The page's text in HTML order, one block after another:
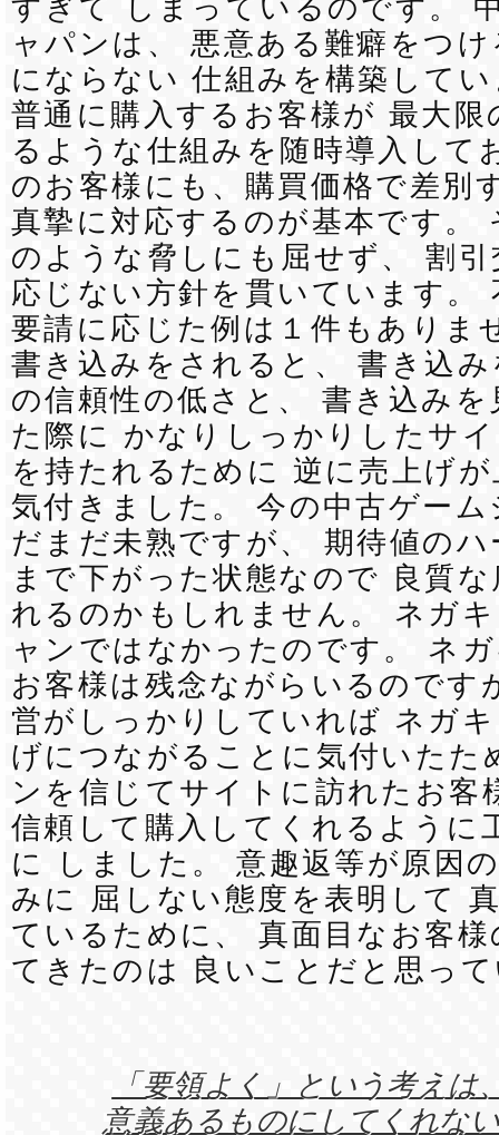
すぎて しまっているのです。
ャパンは、 悪意ある難癖をつ
にならない 仕組みを構築して
普通に購入するお客様が 最大限
るような仕組みを随時導入して
のお客様にも、購買価格で差別
真摯に対応するのが基本です。
のような脅しにも屈せず、 割
応じない方針を貫いています。
要請に応じた例は１件もありま
書き込みをされると、 書き込
の信頼性の低さと、 書き込み
た際に かなりしっかりしたサ
を持たれるために 逆に売上げ
気付きました。 今の中古ゲー
だまだ未熟ですが、 期待値の
まで下がった状態なので 良質
れるのかもしれません。 ネガ
ャンではなかったのです。 ネ
お客様は残念ながらいるのです
営がしっかりしていれば ネガ
げにつながることに気付いたた
ンを信じてサイトに訪れたお客
信頼して購入してくれるように
に しました。 意趣返等が原因
みに 屈しない態度を表明して
ているために、 真面目なお客
てきたのは 良いことだと思っ
「要領よく」という考えは
意義あるものにしてくれな